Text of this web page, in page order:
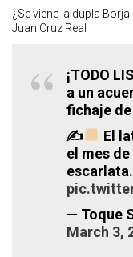
¿Se viene la dupla
Juan Cruz Real
¡TODO
a un
fichaje de
✍
El
el mes
escarlata.
— Toque
March 3,